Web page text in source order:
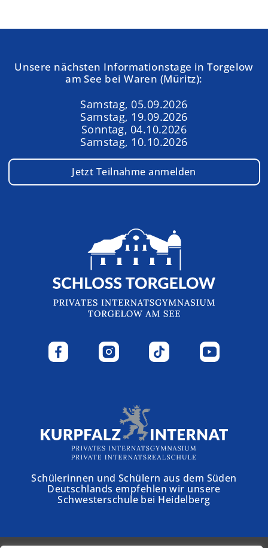
Unsere nächsten Informationstage in Torgelow
am See bei Waren (Müritz):
Samstag, 05.09.2026
Samstag, 19.09.2026
Sonntag, 04.10.2026
Samstag, 10.10.2026
Jetzt Teilnahme anmelden
Schülerinnen und Schülern aus dem Süden
Deutschlands empfehlen wir unsere
Schwesterschule bei Heidelberg